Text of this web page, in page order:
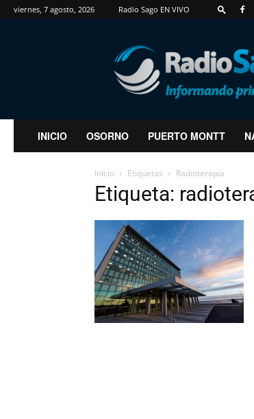
viernes, 7 agosto, 2026 Radio Sago EN VIVO
RadioSago
INICIO OSORNO PUERTO MONTT
Inicio Etiquetas Radioterapia
Etiqueta: